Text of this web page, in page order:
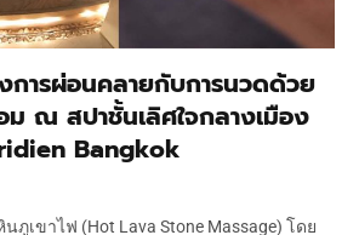
ารผ่อนคลายกับการนวดด้วย
ณ สปาชั้นเลิศใจกลางเมือง
Bangkok
ภูเขาไฟ (Hot Lava Stone Massage) โดย